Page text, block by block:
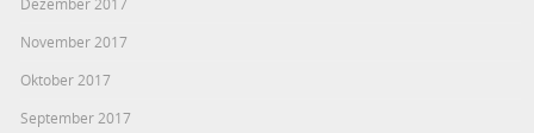
November 2017
Oktober 2017
September 2017